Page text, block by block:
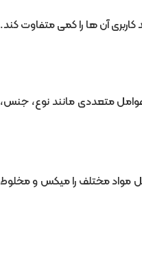
آن ها را کمی متفاوت کند.
متعددی مانند نوع، جنس،
شکل مواد مختلف را میکس و مخلوط